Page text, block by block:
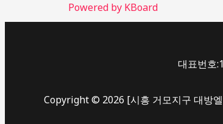
Powered by KBoard
대표번호
Copyright © 2026 [시흥 거모지구 대방